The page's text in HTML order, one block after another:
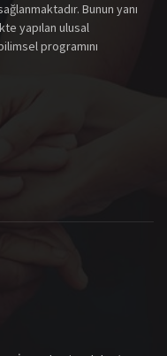
Bunun yanı
yapılan ulusal
programını